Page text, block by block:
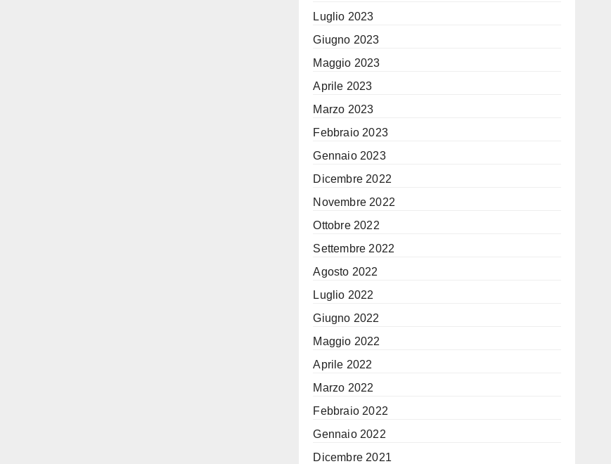
Luglio 2023
Giugno 2023
Maggio 2023
Aprile 2023
Marzo 2023
Febbraio 2023
Gennaio 2023
Dicembre 2022
Novembre 2022
Ottobre 2022
Settembre 2022
Agosto 2022
Luglio 2022
Giugno 2022
Maggio 2022
Aprile 2022
Marzo 2022
Febbraio 2022
Gennaio 2022
Dicembre 2021